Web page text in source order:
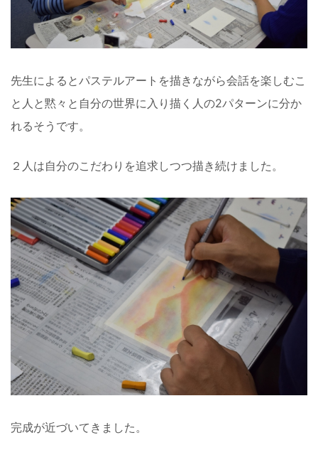
先生によるとパステルアートを描きながら会話を楽しむこ
と人と黙々と自分の世界に入り描く人の2パターンに分か
れるそうです。
２人は自分のこだわりを追求しつつ描き続けました。
完成が近づいてきました。